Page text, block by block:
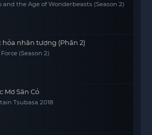
and the Age of Wonderbeasts (Season 2)
hỏa nhân tượng (Phần 2)
(Season 2)
Mơ Sân Cỏ
Tsubasa 2018